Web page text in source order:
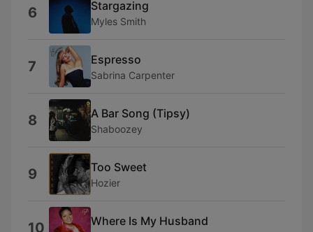
6 Stargazing
Myles Smith
7 Espresso
Sabrina Carpenter
8 A Bar Song (Tipsy)
Shaboozey
9 Too Sweet
Hozier
10 Where Is My Husband